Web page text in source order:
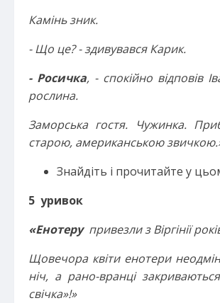
Камінь зник.
- Що це? - здивувався Карик.
- Росичка, - спокійно відповів
рослина.
Заморська гостя. Чужинка.
старою, американською
Знайдіть і прочитайте у
5 уривок
«Енотеру привезли з Віргінії
Щовечора квіти енотери
ніч, а рано-вранці
свічка»!»